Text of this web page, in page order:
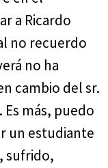
a Ricardo
no recuerdo
no ha
cambio del sr.
más, puedo
un estudiante
sufrido,